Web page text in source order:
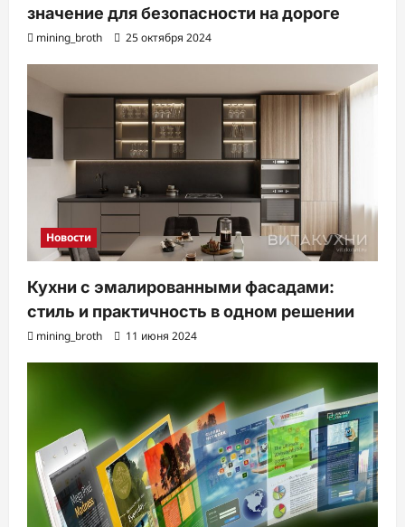
значение для безопасности на дороге
mining_broth 25 октября 2024
Новости
Кухни с эмалированными фасадами:
стиль и практичность в одном решении
mining_broth 11 июня 2024